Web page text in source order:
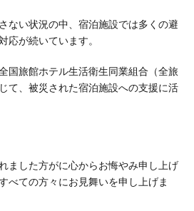
ない状況の中、宿泊施設では多くの避
応が続いています。
国旅館ホテル生活衛生同業組合（全旅
て、被災された宿泊施設への支援に活
ました方がに心からお悔やみ申し上げ
べての方々にお見舞いを申し上げま